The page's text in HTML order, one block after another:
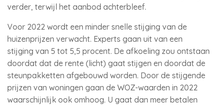
verder, terwijl het aanbod achterbleef.
Voor 2022 wordt een minder snelle stijging van de
huizenprijzen verwacht. Experts gaan uit van een
stijging van 5 tot 5,5 procent. De afkoeling zou ontstaan
doordat dat de rente (licht) gaat stijgen en doordat de
steunpakketten afgebouwd worden. Door de stijgende
prijzen van woningen gaan de WOZ-waarden in 2022
waarschijnlijk ook omhoog. U gaat dan meer betalen